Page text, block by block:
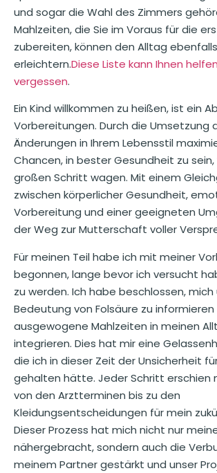
und sogar die Wahl des Zimmers
Mahlzeiten, die Sie im Voraus für die
zubereiten, können den Alltag ebenfalls
erleichtern.Diese Liste kann Ihnen
vergessen.
Ein Kind willkommen zu heißen, ist ein
Vorbereitungen. Durch die Umsetzung
Änderungen in Ihrem Lebensstil
Chancen, in bester Gesundheit zu sein,
großen Schritt wagen. Mit einem
zwischen körperlicher Gesundheit,
Vorbereitung und einer geeigneten
der Weg zur Mutterschaft voller
Für meinen Teil habe ich mit meiner
begonnen, lange bevor ich versucht
zu werden. Ich habe beschlossen, mich
Bedeutung von Folsäure zu
ausgewogene Mahlzeiten in meinen
integrieren. Dies hat mir eine
die ich in dieser Zeit der Unsicherheit
gehalten hätte. Jeder Schritt erschien
von den Arztterminen bis zu den
Kleidungsentscheidungen für mein
Dieser Prozess hat mich nicht nur
nähergebracht, sondern auch die
meinem Partner gestärkt und unser